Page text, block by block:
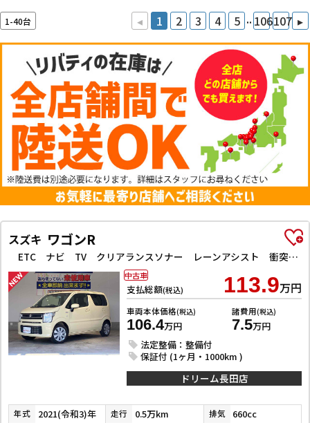
1-40台 ◂ 1 2 3 4 5 .. 106107 ▸
スズキ ワゴンR
ETC ナビ TV クリアランスソナー レーンアシスト 衝突被害軽減システム オートライト スマートキー アイドリングストップ 電動格納ミラー シートヒーター ベンチシート CVT ESC CD
支払総額(税込) 113.9万円
車両本体価格(税込)
106.4万円
諸費用(税込)
7.5万円
法定整備：整備付
保証付 (1ヶ月・1000km )
中古車
ドリーム長田店
年式 2021(令和3)年 走行 0.5万km 排気 660cc